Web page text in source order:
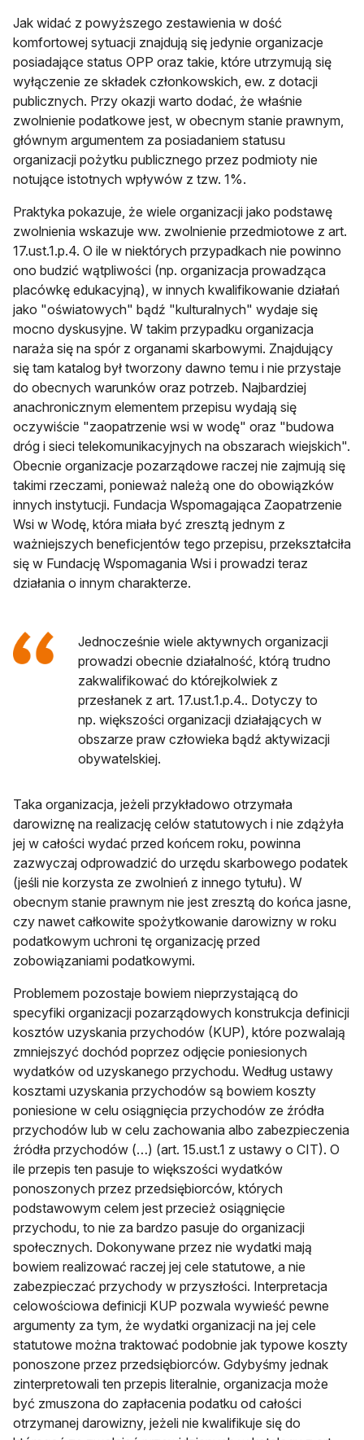
Jak widać z powyższego zestawienia w dość
komfortowej sytuacji znajdują się jedynie organizacje
posiadające status OPP oraz takie, które utrzymują się
wyłączenie ze składek członkowskich, ew. z dotacji
publicznych. Przy okazji warto dodać, że właśnie
zwolnienie podatkowe jest, w obecnym stanie prawnym,
głównym argumentem za posiadaniem statusu
organizacji pożytku publicznego przez podmioty nie
notujące istotnych wpływów z tzw. 1%.
Praktyka pokazuje, że wiele organizacji jako podstawę
zwolnienia wskazuje ww. zwolnienie przedmiotowe z art.
17.ust.1.p.4. O ile w niektórych przypadkach nie powinno
ono budzić wątpliwości (np. organizacja prowadząca
placówkę edukacyjną), w innych kwalifikowanie działań
jako "oświatowych" bądź "kulturalnych" wydaje się
mocno dyskusyjne. W takim przypadku organizacja
naraża się na spór z organami skarbowymi. Znajdujący
się tam katalog był tworzony dawno temu i nie przystaje
do obecnych warunków oraz potrzeb. Najbardziej
anachronicznym elementem przepisu wydają się
oczywiście "zaopatrzenie wsi w wodę" oraz "budowa
dróg i sieci telekomunikacyjnych na obszarach wiejskich".
Obecnie organizacje pozarządowe raczej nie zajmują się
takimi rzeczami, ponieważ należą one do obowiązków
innych instytucji. Fundacja Wspomagająca Zaopatrzenie
Wsi w Wodę, która miała być zresztą jednym z
ważniejszych beneficjentów tego przepisu, przekształciła
się w Fundację Wspomagania Wsi i prowadzi teraz
działania o innym charakterze.
Jednocześnie wiele aktywnych organizacji
prowadzi obecnie działalność, którą trudno
zakwalifikować do którejkolwiek z
przesłanek z art. 17.ust.1.p.4.. Dotyczy to
np. większości organizacji działających w
obszarze praw człowieka bądź aktywizacji
obywatelskiej.
Taka organizacja, jeżeli przykładowo otrzymała
darowiznę na realizację celów statutowych i nie zdążyła
jej w całości wydać przed końcem roku, powinna
zazwyczaj odprowadzić do urzędu skarbowego podatek
(jeśli nie korzysta ze zwolnień z innego tytułu). W
obecnym stanie prawnym nie jest zresztą do końca jasne,
czy nawet całkowite spożytkowanie darowizny w roku
podatkowym uchroni tę organizację przed
zobowiązaniami podatkowymi.
Problemem pozostaje bowiem nieprzystającą do
specyfiki organizacji pozarządowych konstrukcja definicji
kosztów uzyskania przychodów (KUP), które pozwalają
zmniejszyć dochód poprzez odjęcie poniesionych
wydatków od uzyskanego przychodu. Według ustawy
kosztami uzyskania przychodów są bowiem koszty
poniesione w celu osiągnięcia przychodów ze źródła
przychodów lub w celu zachowania albo zabezpieczenia
źródła przychodów (…) (art. 15.ust.1 z ustawy o CIT). O
ile przepis ten pasuje to większości wydatków
ponoszonych przez przedsiębiorców, których
podstawowym celem jest przecież osiągnięcie
przychodu, to nie za bardzo pasuje do organizacji
społecznych. Dokonywane przez nie wydatki mają
bowiem realizować raczej jej cele statutowe, a nie
zabezpieczać przychody w przyszłości. Interpretacja
celowościowa definicji KUP pozwala wywieść pewne
argumenty za tym, że wydatki organizacji na jej cele
statutowe można traktować podobnie jak typowe koszty
ponoszone przez przedsiębiorców. Gdybyśmy jednak
zinterpretowali ten przepis literalnie, organizacja może
być zmuszona do zapłacenia podatku od całości
otrzymanej darowizny, jeżeli nie kwalifikuje się do